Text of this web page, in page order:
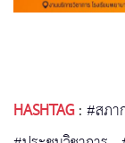
HASHTAG:#สภา